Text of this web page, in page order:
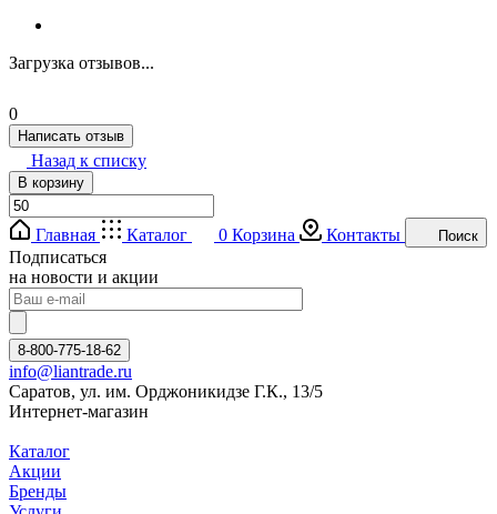
Загрузка отзывов...
0
Написать отзыв
Назад к списку
В корзину
Главная Каталог 0 Корзина Контакты Поиск
Подписаться
на новости и акции
8-800-775-18-62
info@liantrade.ru
Саратов, ул. им. Орджоникидзе Г.К., 13/5
Интернет-магазин
Каталог
Акции
Бренды